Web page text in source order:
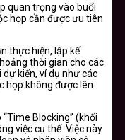
quan trọng vào buổi
họp cần được ưu tiên
thực hiện, lập kế
thời gian cho các
kiến, ví dụ như các
họp không được lên
Blocking” (khối
việc cụ thể. Việc này